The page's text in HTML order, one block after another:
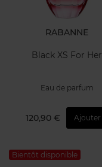
RABANNE
Black XS For Her
Eau de parfum
120,90 € Ajouter
Bientôt disponible